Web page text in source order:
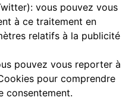
vous pouvez vous
à ce traitement en
relatifs à la publicité
pouvez vous reporter à
pour comprendre
consentement.